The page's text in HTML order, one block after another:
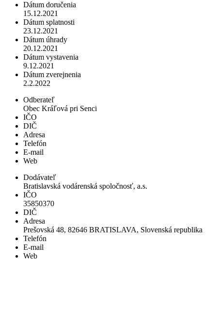
Dátum doručenia
15.12.2021
Dátum splatnosti
23.12.2021
Dátum úhrady
20.12.2021
Dátum vystavenia
9.12.2021
Dátum zverejnenia
2.2.2022
Odberateľ
Obec Kráľová pri Senci
IČO
DIČ
Adresa
Telefón
E-mail
Web
Dodávateľ
Bratislavská vodárenská spoločnosť, a.s.
IČO
35850370
DIČ
Adresa
Prešovská 48, 82646 BRATISLAVA, Slovenská republika
Telefón
E-mail
Web